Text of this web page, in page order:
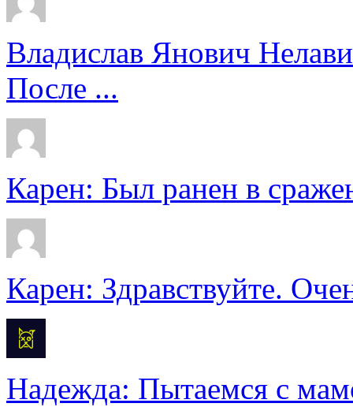
Владислав Янович
После ...
Карен: Был ранен в
Карен: Здравствуйте.
Надежда: Пытаемся с